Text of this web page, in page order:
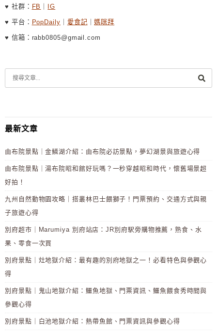
♥ 社群： FB IG
♥ 平台： PopDaily 愛食記 ｜媽咪拜
♥ 信箱：rabb0805@gmail.com
最新文章
由布院景點｜金鱗湖介紹：由布院必訪景點，夢幻湖景與旅遊心得
由布院景點｜湯布院昭和館好玩嗎？一秒穿越昭和時代，懷舊場景超
好拍！
九州自然動物園攻略｜搭叢林巴士餵獅子！門票預約、交通方式與親
子旅遊心得
別府超市｜Marumiya 別府站店：JR別府駅旁購物推薦，熟食、水
果、零食一次買
別府景點｜灶地獄介紹：最有趣的別府地獄之一！必看特色與參觀心
得
別府景點｜鬼山地獄介紹：鱷魚地獄、門票資訊、鱷魚餵食秀時間與
參觀心得
別府景點｜白池地獄介紹：熱帶魚館、門票資訊與參觀心得